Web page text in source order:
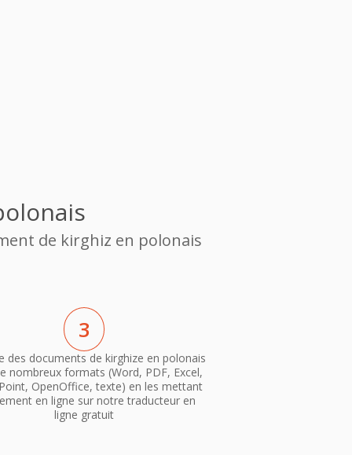
de kirghiz en polonais
3
des documents de kirghize en polonais
nombreux formats (Word, PDF, Excel,
OpenOffice, texte) en les mettant
en ligne sur notre traducteur en
ligne gratuit